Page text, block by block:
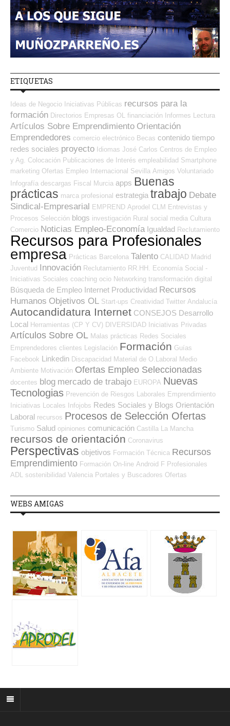
ETIQUETAS
Ideas de Negocio Iniciativas Públicas recursos para la
formación Directorios Empresas OL financiación Informes Lectura
Artículos Sobre Emprendimiento Orientación
Emprendedores comercio electrónico Becas contenido tiempo
redes sociales proyecto Idiomas José Carlos Centros de Empleo
y Ag. Colocación Publicaciones de Interés empleabilidad Smartphone
marketing Ofertas Empleo Internacional Sevilla Amigos Voluntariado
Infografía descargas Fiscal Murcia apps Buenas
prácticas marca profesional estrategia trabajo Debate
Sindical-Empresarial EMPREND Aprodel CLM Entrevistas y
Procesos Selección blogs investigación Rural social media Cultura
Comercio Noticias Empleo-Economía Igualdad Reclutamiento
Recursos para Profesionales
empresa Prácticas Barcelona Talento CALIDAD Madrid
Juventud Innovación Reclutamiento RR.HH.
Economía Social -
Iniciativas Sociales coaching ocio Networking transformación digital
Búsqueda de Empleo Internet Productividad Recursos
Humanos Objetivos OL Start-ups Creatividad Twitter Andalucía
Autocandidatura Internet CONSEJOS Desarrollo
Local Herramientas (CP Y CV) DIVERSIDAD Iniciativas Privadas
Artículos Sobre OL Malas prácticas Redes Sociales
Emprendedores clientes Legislación Formación Guías
Facebook Linkedin Discapacidad Material de O.Laboral
Medio
Ambiente Motivación Ofertas Empleo Seleccionadas
docentes blog mercado de trabajo EUROPA Nuevas
Tecnologias Prevención de Riesgos Laborales Emprendimiento
Iniciativas Locales
Infojobs Redes Sociales y Blogs Orientación
Laboral recursos Procesos de Selección Ofertas
Turismo Salud opiniones comunicación Castilla La Mancha
recursos de orientación Coronavirus
Perspectivas objetivos Formación Técnica Recursos
Emprendimiento Formación On-line Android F Profesionales
ADL
sostenibilidad Valencia Portales y Buscadores Ofertas
WEBS AMIGAS